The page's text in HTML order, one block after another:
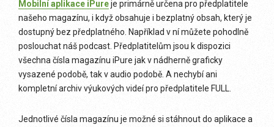
Mobilní aplikace iPureje primárně určena pro předplatitele
našeho magazínu, i když obsahuje i bezplatný obsah, který je
dostupný bez předplatného. Například v ní můžete pohodlně
poslouchat náš podcast. Předplatitelům jsou k dispozici
všechna čísla magazínu iPure jak v nádherně graficky
vysazené podobě, tak v audio podobě. A nechybí ani
kompletní archiv výukových videí pro předplatitele FULL.
Jednotlivé čísla magazínu je možné si stáhnout do aplikace a